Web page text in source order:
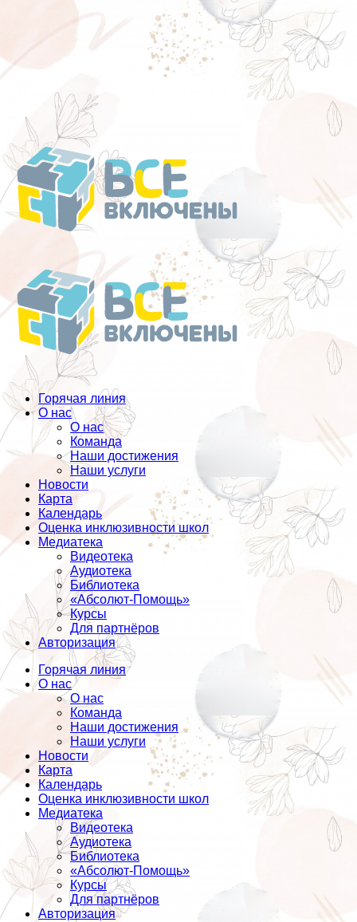
Перейти
к
содержанию
Горячая линия
О нас
О нас
Команда
Наши достижения
Наши услуги
Новости
Карта
Календарь
Оценка инклюзивности школ
Медиатека
Видеотека
Аудиотека
Библиотека
«Абсолют-Помощь»
Курсы
Для партнёров
Авторизация
Горячая линия
О нас
О нас
Команда
Наши достижения
Наши услуги
Новости
Карта
Календарь
Оценка инклюзивности школ
Медиатека
Видеотека
Аудиотека
Библиотека
«Абсолют-Помощь»
Курсы
Для партнёров
Авторизация